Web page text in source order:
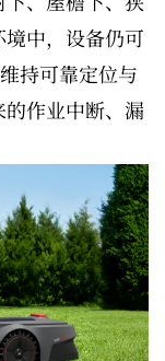
中，设备仍可
持可靠定位与
作业中断、漏